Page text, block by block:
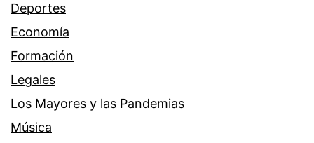
Deportes
Economía
Formación
Legales
Los Mayores y las Pandemias
Música